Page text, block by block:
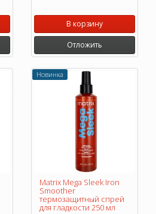
В корзину
Отложить
Новинка
Matrix Mega Sleek Iron
Smoother
термозащитный спрей
для гладкости 250 мл